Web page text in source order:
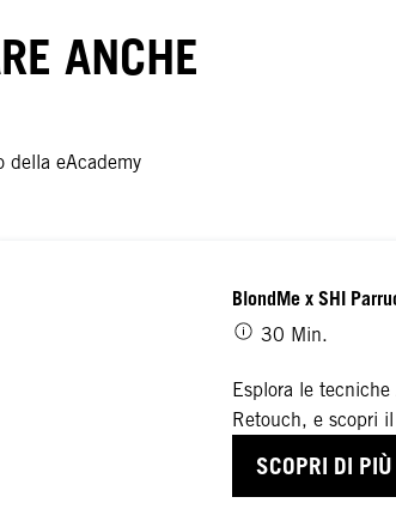
ANCHE
della eAcademy
BlondMe x SHI
30 Min.
Esplora le
Retouch, e scopri
SCOPRI DI PIÙ